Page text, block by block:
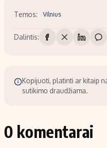
Temos: Vilnius
Dalintis:
Kopijuoti, platinti ar kitaip
sutikimo draudžiama.
0 komentarai